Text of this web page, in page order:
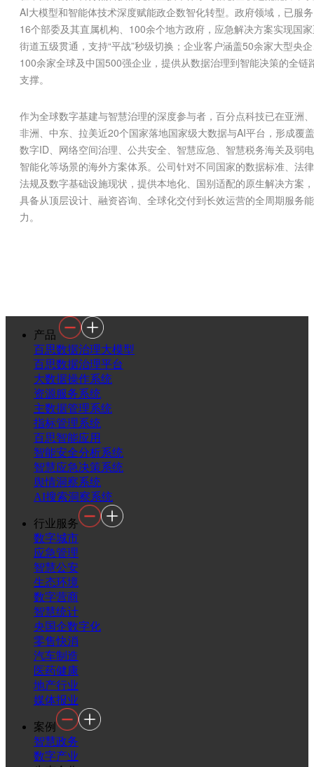
AI大模型和智能体技术深度赋能政企数智化转型。政府领域，已服务
16个部委及其直属机构、100余个地方政府，应急解决方案实现国
街道五级贯通，支持“平战”秒级切换；企业客户涵盖50余家大型央
100余家全球及中国500强企业，提供从数据治理到智能决策的全链
支撑。
作为全球数字基建与智慧治理的深度参与者，百分点科技已在亚洲、
非洲、中东、拉美近20个国家落地国家级大数据与AI平台，形成覆盖
数字ID、网络空间治理、公共安全、智慧应急、智慧税务海关及弱电
智能化等场景的海外方案体系。公司针对不同国家的数据标准、法律
法规及数字基础设施现状，提供本地化、国别适配的原生解决方案，
具备从顶层设计、融资咨询、全球化交付到长效运营的全周期服务能
力。
产品
百思数据治理大模型
百思数据治理平台
大数据操作系统
资源服务系统
主数据管理系统
指标管理系统
百思智能应用
智能安全分析系统
智慧应急决策系统
舆情洞察系统
AI搜索洞察系统
行业服务
数字城市
应急管理
智慧公安
生态环境
数字营商
智慧统计
央国企数字化
零售快消
汽车制造
医药健康
地产行业
媒体报业
案例
智慧政务
数字产业